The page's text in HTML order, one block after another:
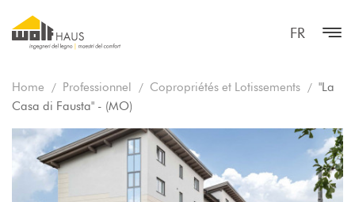
FR
Home Professionnel Copropriétés et Lotissements
"La
Casa di Fausta" - (MO)